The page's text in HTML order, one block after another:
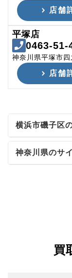
店舗
平塚店
0463-51-
神奈川県平塚市
店舗
横浜市磯子区
神奈川県のサ
買